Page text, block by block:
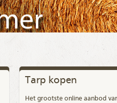
Tarp kopen
Het grootste online aanbod